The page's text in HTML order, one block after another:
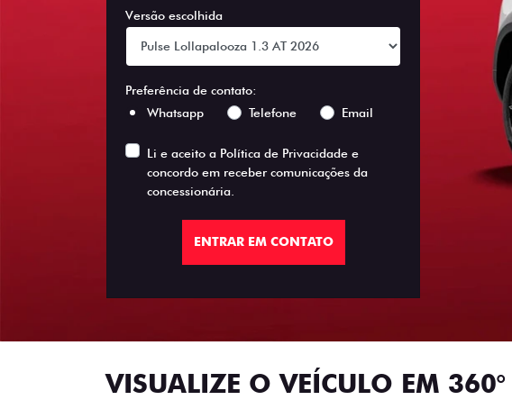
Versão escolhida
Preferência de contato:
Whatsapp
Telefone Email
Li e aceito a Política de Privacidade e
concordo em receber comunicações da
concessionária.
ENTRAR EM CONTATO
VISUALIZE O VEÍCULO EM 360°